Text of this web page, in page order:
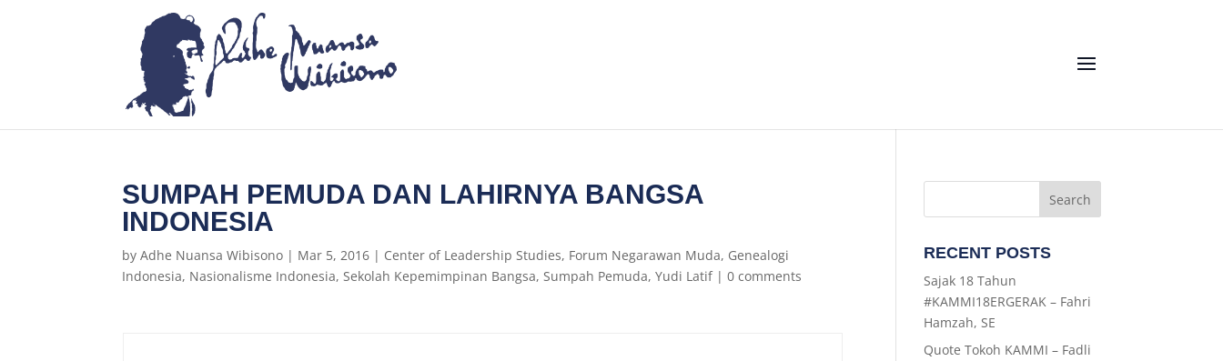
SUMPAH PEMUDA DAN LAHIRNYA BANGSA
INDONESIA
byAdhe Nuansa Wibisono | Mar 5, 2016 | Center of Leadership Studies, Forum Negarawan Muda, Genealogi
Indonesia, Nasionalisme Indonesia,Sekolah Kepemimpinan Bangsa,Sumpah Pemuda,Yudi Latif|0 comments
RECENT POSTS
Sajak 18 Tahun
#KAMMI18ERGERAK – Fahri
Hamzah, SE
Quote Tokoh KAMMI – Fadli